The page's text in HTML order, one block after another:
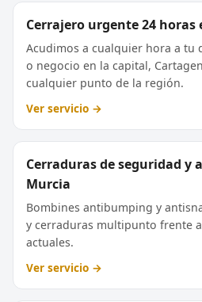
Cerrajero urgente 24 horas
Acudimos a cualquier hora a tu
o negocio en la capital,
cualquier punto de la región.
Ver servicio →
Cerraduras de seguridad y
Murcia
Bombines antibumping y
y cerraduras multipunto frente
actuales.
Ver servicio →